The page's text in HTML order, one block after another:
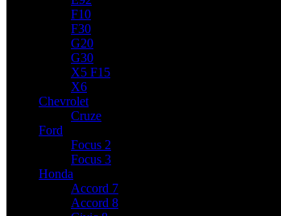
F10
F30
G20
G30
X5 F15
X6
Chevrolet
Cruze
Ford
Focus 2
Focus 3
Honda
Accord 7
Accord 8